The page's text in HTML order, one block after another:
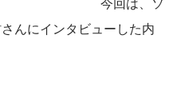
んにインタビューした内